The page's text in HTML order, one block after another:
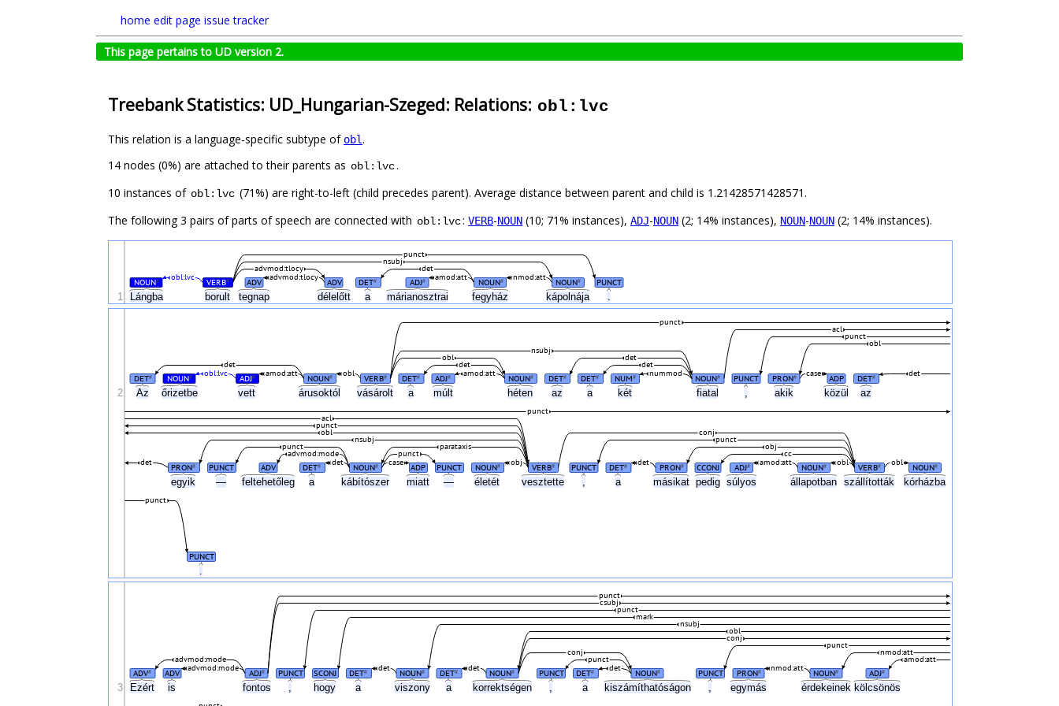
home edit page issue tracker
This page pertains to UD version 2.
Treebank Statistics: UD_Hungarian-Szeged: Relations: obl:lvc
This relation is a language-specific subtype of obl.
14 nodes (0%) are attached to their parents as obl:lvc.
10 instances of obl:lvc (71%) are right-to-left (child precedes parent). Average distance between parent and child is 1.21428571428571.
The following 3 pairs of parts of speech are connected with obl:lvc: VERB-NOUN (10; 71% instances), ADJ-NOUN (2; 14% instances), NOUN-NOUN (2; 14% instances).
Lángba borult tegnap délelőtt a márianosztrai fegyház kápolnája .
NOUN# VERB# ADV ADV DET# ADJ# NOUN# NOUN# PUNCT
obl:lvc advmod:tlocy nmod:att
amod:att
advmod:tlocy det
nsubj
punct
1
Az őrizetbe vett árusoktól vásárolt a múlt héten az a két fiatal akik közül az
egyik — feltehetőleg a kábítószer miatt — életét vesztette a másikat pedig súlyos állapotban szállították kórházba
DET# NOUN# ADJ# NOUN# VERB# DET# ADJ# NOUN# DET# DET# NUM# NOUN# PUNCT PRON# ADP DET# det
amod:att nummod case
obl:lvc amod:att obl
det
det
det
obl
det
nsubj
obl
punct
acl
punct
PRON# PUNCT ADV DET# NOUN# ADP PUNCT NOUN# VERB# PUNCT DET# PRON# CCONJ ADJ# NOUN# VERB# NOUN#
det det
det case obj amod:att obl
obl
punct
advmod:mode
punct
parataxis
cc
obj
punct
conj
nsubj
obl
punct
acl
punct
PUNCT
punct
2
Ezért is fontos , hogy a viszony a korrektségen , a kiszámíthatóságon , egymás érdekeinek kölcsönös
ADV# ADV ADJ# PUNCT SCONJ DET# NOUN# DET# NOUN# PUNCT DET# NOUN# PUNCT PRON# NOUN# ADJ#
advmod:mode det det nmod:att
det
advmod:mode punct
conj
amod:att
nmod:att
punct
conj
obl
nsubj
mark
punct
csubj
punct
3